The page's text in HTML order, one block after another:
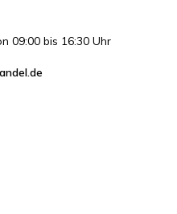
09:00 bis 16:30 Uhr